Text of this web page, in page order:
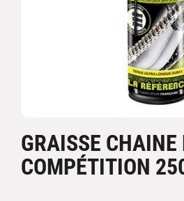
GRAISSE CHAINE
COMPÉTITION